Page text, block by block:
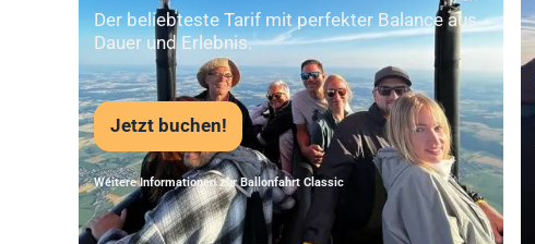
Der beliebteste Tarif mit perfekter Balance aus
Dauer und Erlebnis.
Jetzt buchen!
Weitere Informationen zur Ballonfahrt Classic